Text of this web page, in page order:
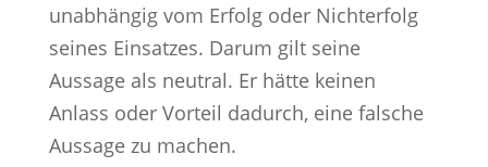
unabhängig vom Erfolg oder Nichterfolg
seines Einsatzes. Darum gilt seine
Aussage als neutral. Er hätte keinen
Anlass oder Vorteil dadurch, eine falsche
Aussage zu machen.